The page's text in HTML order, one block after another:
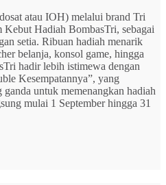
atau IOH) melalui brand Tri
Hadiah BombasTri, sebagai
setia. Ribuan hadiah menarik
belanja, konsol game, hingga
hadir lebih istimewa dengan
Kesempatannya”, yang
untuk memenangkan hadiah
mulai 1 September hingga 31